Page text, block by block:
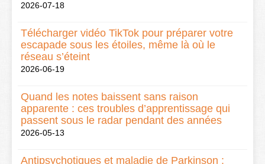
2026-07-18
Télécharger vidéo TikTok pour préparer votre
escapade sous les étoiles, même là où le
réseau s’éteint
2026-06-19
Quand les notes baissent sans raison
apparente : ces troubles d’apprentissage qui
passent sous le radar pendant des années
2026-05-13
Antipsychotiques et maladie de Parkinson :